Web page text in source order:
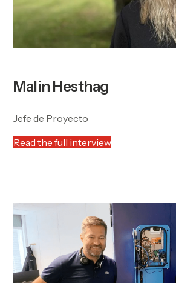
Malin Hesthag
Jefe de Proyecto
Read the full interview